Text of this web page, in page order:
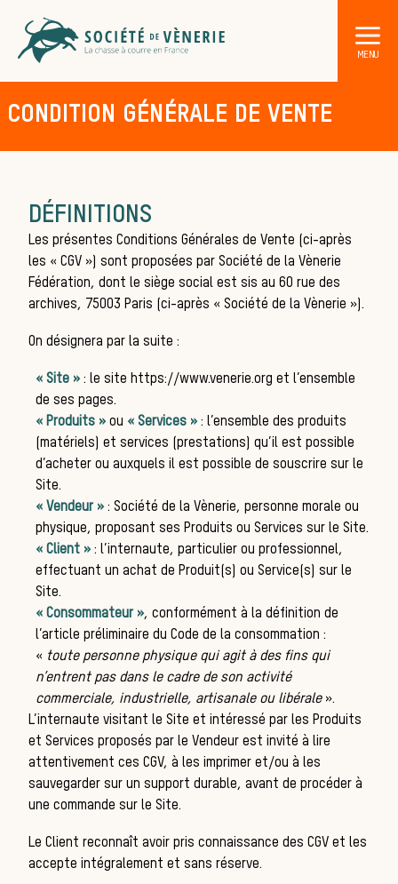
CONDITION GÉNÉRALE DE VENTE
DÉFINITIONS
Les présentes Conditions Générales de Vente (ci-après
les « CGV ») sont proposées par Société de la Vènerie
Fédération, dont le siège social est sis au 60 rue des
archives, 75003 Paris (ci-après « Société de la Vènerie »).
On désignera par la suite :
« Site »: le site https://www.venerie.org et l’ensemble
de ses pages.
« Produits »ou « Services »: l’ensemble des produits
(matériels) et services (prestations) qu’il est possible
d’acheter ou auxquels il est possible de souscrire sur le
Site.
« Vendeur »: Société de la Vènerie, personne morale ou
physique, proposant ses Produits ou Services sur le Site.
« Client »: l’internaute, particulier ou professionnel,
effectuant un achat de Produit(s) ou Service(s) sur le
Site.
« Consommateur », conformément à la définition de
l’article préliminaire du Code de la consommation :
« toute personne physique qui agit à des fins qui
n’entrent pas dans le cadre de son activité
commerciale, industrielle, artisanale ou libérale».
L’internaute visitant le Site et intéressé par les Produits
et Services proposés par le Vendeur est invité à lire
attentivement ces CGV, à les imprimer et/ou à les
sauvegarder sur un support durable, avant de procéder à
une commande sur le Site.
Le Client reconnaît avoir pris connaissance des CGV et les
accepte intégralement et sans réserve.